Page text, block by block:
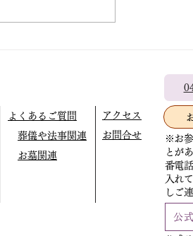
講師/艸香雄
［群馬県藤岡市・西蓮
教使］ 二十四日（月曜
南柏分院布教［千葉県
よくあるご質問
葬儀や法事関連
お墓関連
アクセス
お問合せ
※お参
とが
番電
入れ
しご
公